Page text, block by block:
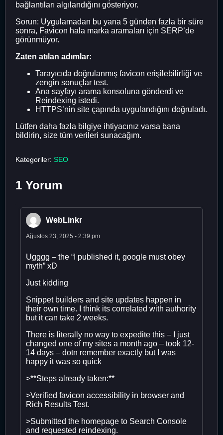
bağlantıları algılandığını gösteriyor.
Sorun: Uygulamadan bu yana 5 günden fazla bir süre
sonra, Favicon hala marka aramaları için SERP’de
görünmüyor.
Zaten atılan adımlar:
Tarayıcıda doğrulanmış favicon erişilebilirliği ve
zengin sonuçlar test.
Ana sayfayı arama konsoluna gönderdi ve
Reindexing istedi.
HTTPS’nin site çapında uygulandığını doğruladı.
Lütfen daha fazla bilgiye ihtiyacınız varsa bana
bildirin, size tüm verileri sunacağım.
Kategoriler: SEO
1 Yorum
WebLinkr
Ağustos 23, 2025 - 2:39 pm
Ugggg – the “I published it, google must obey
myth” xD
Just kidding
Snippet builders and site updates happen in
their own time. I think its correlated with authority
but it can take 2 weeks.
There is literally no way to expedite this – I just
changed one of my sites a month ago – took 12-
14 days – dotn remember exactly but I was
happy it was so quick
>**Steps already taken:**
>Verified favicon accessibility in browser and
Rich Results Test.
>Submitted the homepage to Search Console
and requested reindexing.